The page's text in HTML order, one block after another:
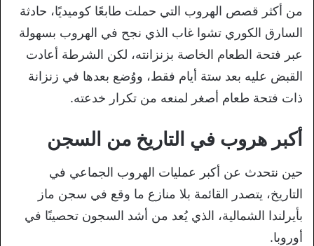
من أكثر قصص الهروب التي حملت طابعًا كوميديًا، حادثة
السارق الكوري تشوا غاب الذي نجح في الهروب بسهولة
عبر فتحة الطعام الخاصة بزنزانته، لكن الشرطة أعادت
القبض عليه بعد ستة أيام فقط، ووُضع بعدها في زنزانة
ذات فتحة طعام أصغر لمنعه من تكرار خدعته.
أكبر هروب في التاريخ من السجن
حين نتحدث عن أكبر عمليات الهروب الجماعي في
التاريخ، يتصدر القائمة بلا منازع ما وقع في سجن ماز
بأيرلندا الشمالية، الذي يُعد من أشد السجون تحصينًا في
أوروبا.